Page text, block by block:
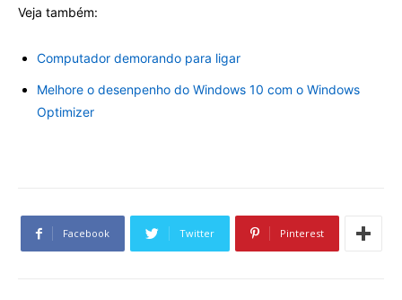
Veja também:
Computador demorando para ligar
Melhore o desenpenho do Windows 10 com o Windows
Optimizer
Facebook Twitter Pinterest